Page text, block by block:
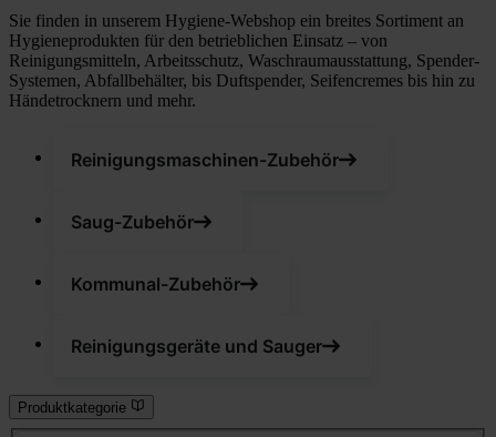
Sie finden in unserem Hygiene-Webshop ein breites Sortiment an
Hygieneprodukten für den betrieblichen Einsatz – von
Reinigungsmitteln, Arbeitsschutz, Waschraumausstattung, Spender-
Systemen, Abfallbehälter, bis Duftspender, Seifencremes bis hin zu
Händetrocknern und mehr.
Reinigungsmaschinen-Zubehör
Saug-Zubehör
Kommunal-Zubehör
Reinigungsgeräte und Sauger
Produktkategorie